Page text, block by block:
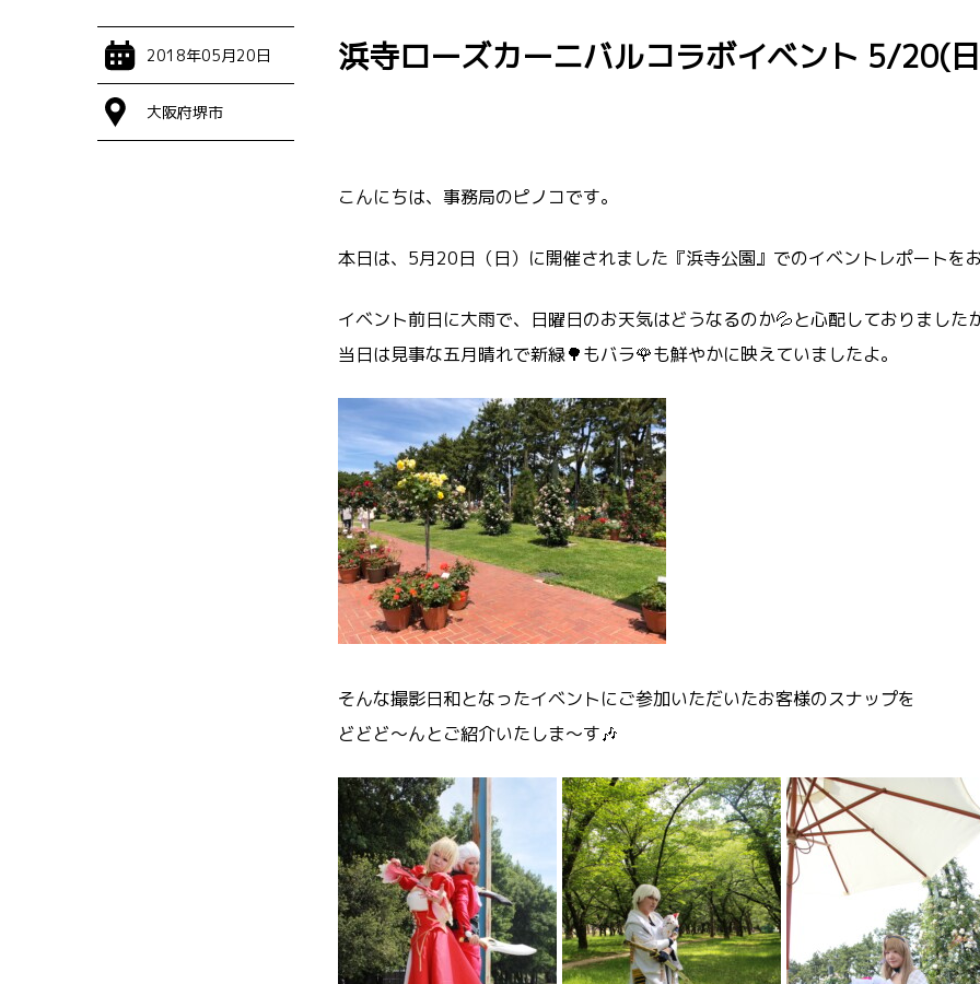
2018年05月20日
大阪府堺市
浜寺ローズカーニバルコラボイベント 5/20(
こんにちは、事務局のピノコです。
本日は、5月20日（日）に開催されました『浜寺公園』でのイベントレポートをお
イベント前日に大雨で、日曜日のお天気はどうなるのか💦と心配しておりました
当日は見事な五月晴れで新緑🌳もバラ🌹も鮮やかに映えていましたよ。
そんな撮影日和となったイベントにご参加いただいたお客様のスナップを
どどど～んとご紹介いたしま～す🎶